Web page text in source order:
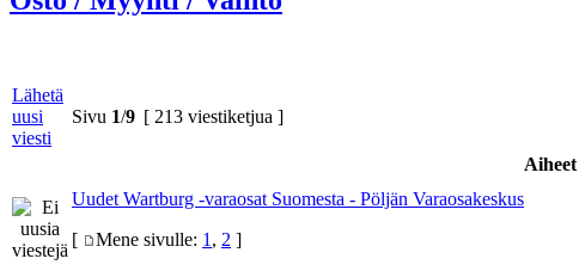
Lähetä
uusi
viesti
Sivu 1/9 [ 213 viestiketjua ]
Aiheet
Uudet Wartburg -varaosat Suomesta - Pöljän Varaosakeskus
[
Mene sivulle: 1, 2 ]